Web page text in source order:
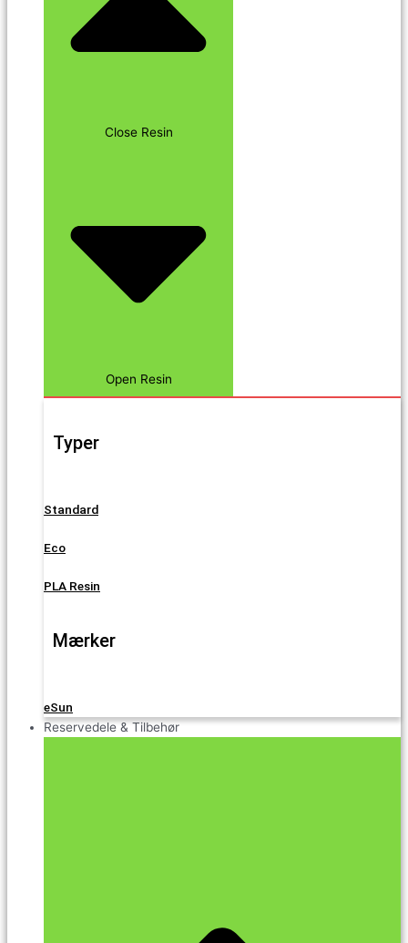
Close Resin
Open Resin
Typer
Standard
Eco
PLA Resin
Mærker
eSun
Reservedele & Tilbehør